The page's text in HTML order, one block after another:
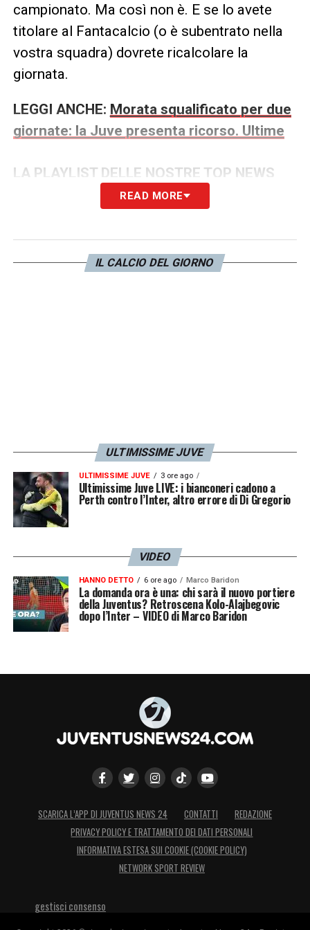
campionato. Ma così non è. E se lo avete
titolare al Fantacalcio (o è subentrato nella
vostra squadra) dovrete ricalcolare la
giornata.
LEGGI ANCHE: Morata squalificato per due
giornate: la Juve presenta ricorso. Ultime
LA PLAYLIST DELLE NOSTRE TOP NEWS
READ MORE
IL CALCIO DEL GIORNO
ULTIMISSIME JUVE
ULTIMISSIME JUVE 3 ore ago
Ultimissime Juve LIVE: i bianconeri cadono a
Perth contro l’Inter, altro errore di Di Gregorio
VIDEO
HANNO DETTO 6 ore ago Marco Baridon
La domanda ora è una: chi sarà il nuovo portiere
della Juventus? Retroscena Kolo-Alajbegovic
dopo l’Inter – VIDEO di Marco Baridon
SCARICA L’APP DI JUVENTUS NEWS 24 CONTATTI
REDAZIONE
PRIVACY POLICY E TRATTAMENTO DEI DATI PERSONALI
INFORMATIVA ESTESA SUI COOKIE (COOKIE POLICY)
NETWORK SPORT REVIEW
gestisci consenso